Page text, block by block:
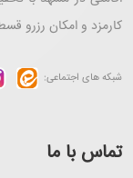
کارمزد و امکان رزرو
شبکه های اجتماعی:
تماس با ما